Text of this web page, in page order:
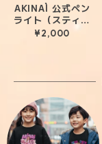
AKINAÌ 公式ペン
ライト（スティッ
クタイプ）
¥2,000